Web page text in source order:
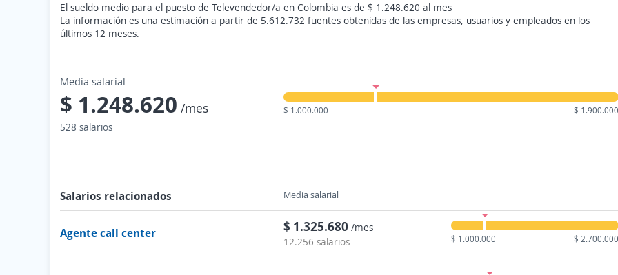
El sueldo medio para el puesto de Televendedor/a en Colombia es de $ 1.248.620 al mes
La información es una estimación a partir de 5.612.732 fuentes obtenidas de las empresas, usuarios y empleados en los
últimos 12 meses.
Media salarial
$ 1.248.620 /mes
528 salarios
$ 1.000.000 $ 1.900.000
Salarios relacionados Media salarial
Agente call center $ 1.325.680 /mes
12.256 salarios
$ 1.000.000 $ 2.700.000